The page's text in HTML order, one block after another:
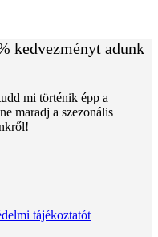
kedvezményt adunk
mi történik épp a
maradj a szezonális
tájékoztatót